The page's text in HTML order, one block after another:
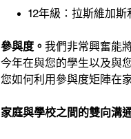
12年級：拉斯維加斯
參與度。 我們非常興奮能
今年在與您的學生以及與
您如何利用參與度矩陣在
家庭與學校之間的雙向溝